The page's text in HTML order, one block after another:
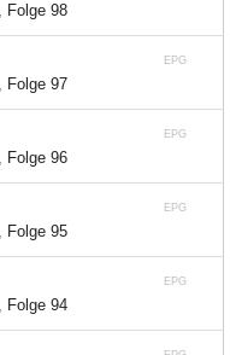
Folge 98
EPG
Folge 97
EPG
Folge 96
EPG
Folge 95
EPG
Folge 94